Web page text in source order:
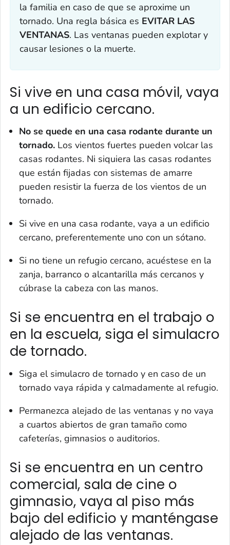
la familia en caso de que se aproxime un
tornado. Una regla básica es EVITAR LAS
VENTANAS. Las ventanas pueden explotar y
causar lesiones o la muerte.
Si vive en una casa móvil, vaya
a un edificio cercano.
No se quede en una casa rodante durante un
tornado. Los vientos fuertes pueden volcar las
casas rodantes. Ni siquiera las casas rodantes
que están fijadas con sistemas de amarre
pueden resistir la fuerza de los vientos de un
tornado.
Si vive en una casa rodante, vaya a un edificio
cercano, preferentemente uno con un sótano.
Si no tiene un refugio cercano, acuéstese en la
zanja, barranco o alcantarilla más cercanos y
cúbrase la cabeza con las manos.
Si se encuentra en el trabajo o
en la escuela, siga el simulacro
de tornado.
Siga el simulacro de tornado y en caso de un
tornado vaya rápida y calmadamente al refugio.
Permanezca alejado de las ventanas y no vaya
a cuartos abiertos de gran tamaño como
cafeterías, gimnasios o auditorios.
Si se encuentra en un centro
comercial, sala de cine o
gimnasio, vaya al piso más
bajo del edificio y manténgase
alejado de las ventanas.